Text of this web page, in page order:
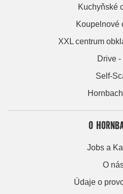
Kuchyňské
Koupelnové
XXL centrum
Drive -
Self-
O
Jobs a
O
Údaje o